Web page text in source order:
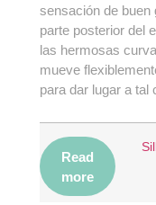
sensación de buen
parte posterior del
las hermosas
mueve
para dar lugar a tal
Read
more